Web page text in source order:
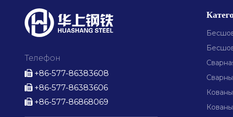
Телефон
 +86-577-86383608
 +86-577-86383606
 +86-577-86868069